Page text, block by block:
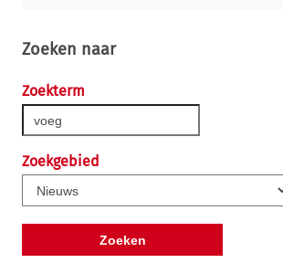
Zoeken naar
Zoekterm
Zoekgebied